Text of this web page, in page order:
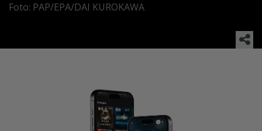
Foto: PAP/EPA/DAI KUROKAWA